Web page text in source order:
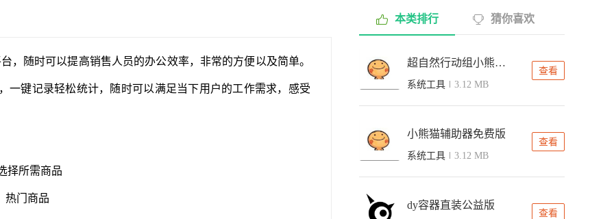
，随时可以提高销售人员的办公效率，非常的方便以及简单。
一键记录轻松统计，随时可以满足当下用户的工作需求，感受
择所需商品
热门商品
本类排行 猜你喜欢
超自然行动组小熊猫辅助器
系统工具 3.12 MB
查看
小熊猫辅助器免费版
系统工具 3.12 MB
查看
dy容器直装公益版
查看